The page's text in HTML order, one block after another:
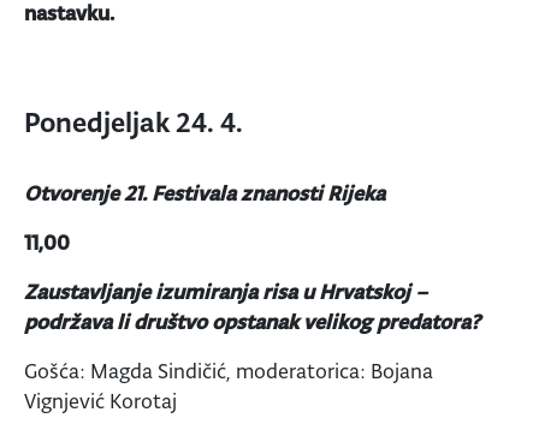
nastavku.
Ponedjeljak 24. 4.
Otvorenje 21. Festivala znanosti Rijeka
11,00
Zaustavljanje izumiranja risa u Hrvatskoj –
podržava li društvo opstanak velikog predatora?
Gošća: Magda Sindičić, moderatorica: Bojana
Vignjević Korotaj